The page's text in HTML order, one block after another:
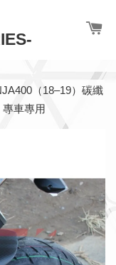
（18–19）碳纖
車專用